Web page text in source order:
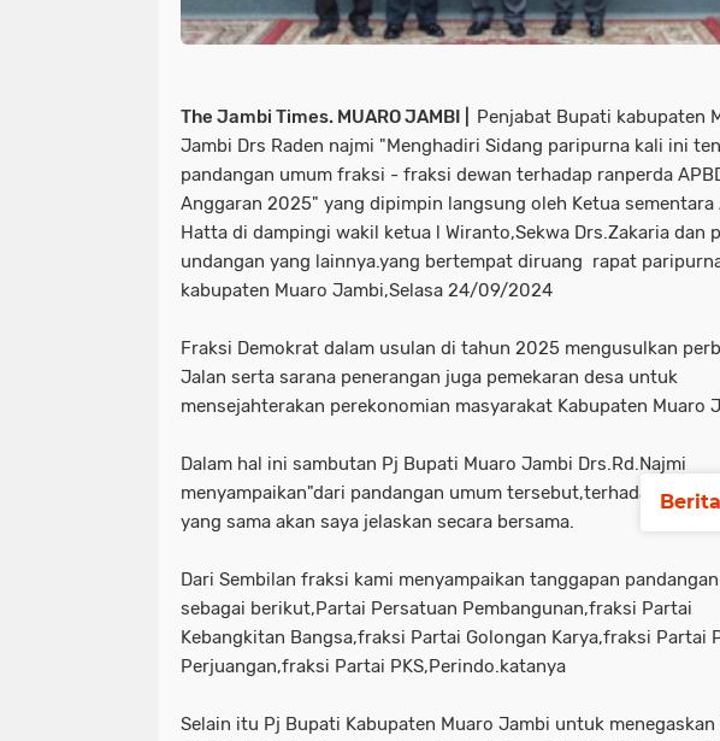
The Jambi Times. MUARO JAMBI | Penjabat Bupati kabupaten
Jambi Drs Raden najmi "Menghadiri Sidang paripurna kali ini
pandangan umum fraksi - fraksi dewan terhadap ranperda
Anggaran 2025" yang dipimpin langsung oleh Ketua sementara
Hatta di dampingi wakil ketua l Wiranto,Sekwa Drs.Zakaria dan
undangan yang lainnya.yang bertempat diruang rapat
kabupaten Muaro Jambi,Selasa 24/09/2024
Fraksi Demokrat dalam usulan di tahun 2025 mengusulkan
Jalan serta sarana penerangan juga pemekaran desa untuk
mensejahterakan perekonomian masyarakat Kabupaten Muaro
Dalam hal ini sambutan Pj Bupati Muaro Jambi Drs.Rd.Najmi
menyampaikan"dari pandangan umum tersebut,terhadap
yang sama akan saya jelaskan secara bersama.
Dari Sembilan fraksi kami menyampaikan tanggapan
sebagai berikut,Partai Persatuan Pembangunan,fraksi Partai
Kebangkitan Bangsa,fraksi Partai Golongan Karya,fraksi Partai
Perjuangan,fraksi Partai PKS,Perindo.katanya
Selain itu Pj Bupati Kabupaten Muaro Jambi untuk menegaskan